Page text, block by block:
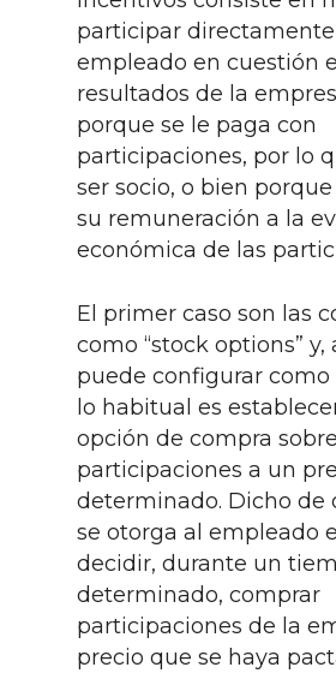
participar directamente
empleado en cuestión
resultados de la
porque se le paga con
participaciones, por lo
ser socio, o bien
su remuneración a la
económica de las
El primer caso son las
como “stock options” y,
puede configurar como
lo habitual es
opción de compra sobre
participaciones a un
determinado. Dicho de
se otorga al empleado
decidir, durante un
determinado, comprar
participaciones de la
precio que se haya